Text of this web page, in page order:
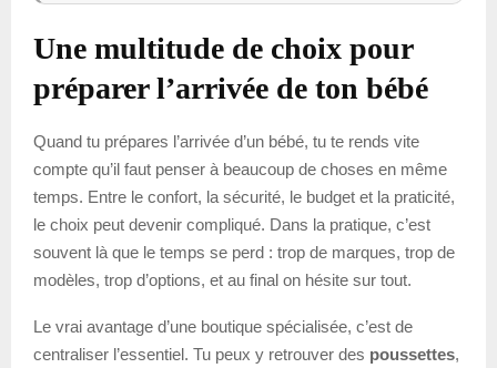
Une multitude de choix pour
préparer l’arrivée de ton bébé
Quand tu prépares l’arrivée d’un bébé, tu te rends vite
compte qu’il faut penser à beaucoup de choses en même
temps. Entre le confort, la sécurité, le budget et la praticité,
le choix peut devenir compliqué. Dans la pratique, c’est
souvent là que le temps se perd : trop de marques, trop de
modèles, trop d’options, et au final on hésite sur tout.
Le vrai avantage d’une boutique spécialisée, c’est de
centraliser l’essentiel. Tu peux y retrouver des poussettes,